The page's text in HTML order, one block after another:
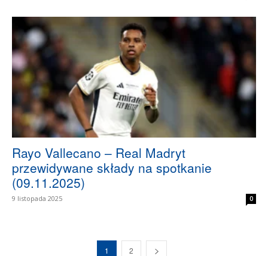
Rayo Vallecano – Real Madryt
przewidywane składy na spotkanie
(09.11.2025)
9 listopada 2025 0
1 2